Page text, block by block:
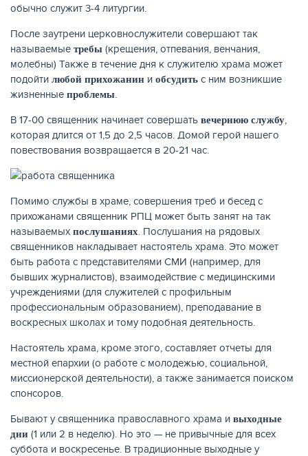
НАКОПЛЕНИЯ
РЕЙТИНГ БАНКОВ
ЕЩЁ
обычно служит 3-4 литургии.
После заутрени церковнослужители совершают так
называемые требы (крещения, отпевания, венчания,
молебны) Также в течение дня к служителю храма может
подойти любой прихожанин и обсудить с ним возникшие
жизненные проблемы.
В 17-00 священник начинает совершать вечернюю службу,
которая длится от 1,5 до 2,5 часов. Домой герой нашего
повествования возвращается в 20-21 час.
Помимо службы в храме, совершения треб и бесед с
прихожанами священник РПЦ может быть занят на так
называемых послушаниях. Послушания на рядовых
священников накладывает настоятель храма. Это может
быть работа с представителями СМИ (например, для
бывших журналистов), взаимодействие с медицинскими
учреждениями (для служителей с профильным
профессиональным образованием), преподавание в
воскресных школах и тому подобная деятельность.
Настоятель храма, кроме этого, составляет отчеты для
местной епархии (о работе с молодежью, социальной,
миссионерской деятельности), а также занимается поиском
спонсоров.
Бывают у священника православного храма и выходные
дни (1 или 2 в неделю). Но это — не привычные для всех
суббота и воскресенье. В традиционные выходные у